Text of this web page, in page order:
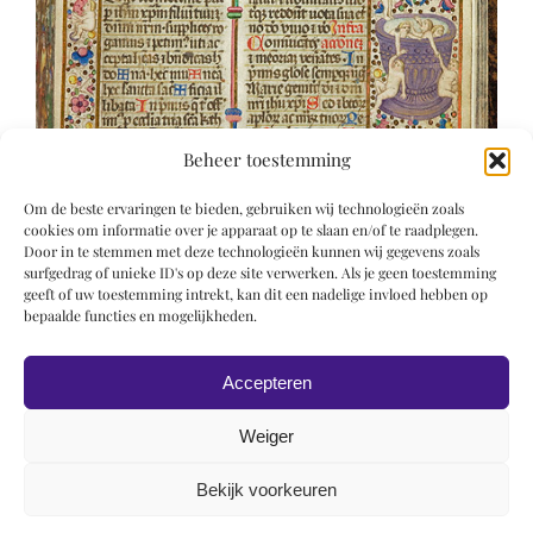
Beheer toestemming
Om de beste ervaringen te bieden, gebruiken wij technologieën zoals
cookies om informatie over je apparaat op te slaan en/of te raadplegen.
Door in te stemmen met deze technologieën kunnen wij gegevens zoals
surfgedrag of unieke ID's op deze site verwerken. Als je geen toestemming
geeft of uw toestemming intrekt, kan dit een nadelige invloed hebben op
bepaalde functies en mogelijkheden.
Accepteren
Weiger
Bekijk voorkeuren